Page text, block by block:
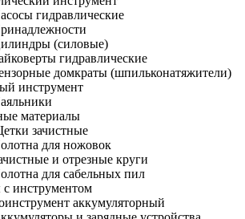
гидравлические
(силовые)
гидравлические
домкраты (шпильконатяжители)
инструмент
материалы
зачистные
для ножовок
и отрезные круги
для сабельных пил
инструментом
аккумуляторный